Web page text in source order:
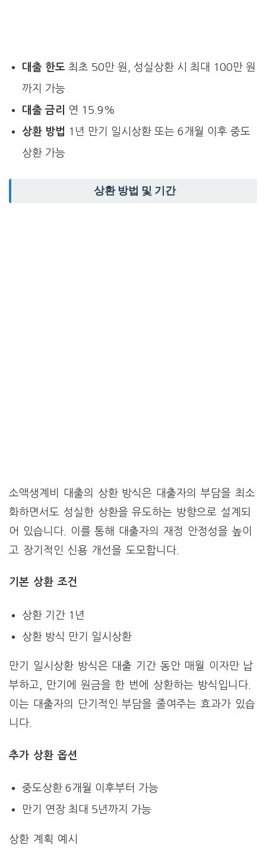
대출 한도최초 50만 원, 성실상환 시 최대 100만 원
까지 가능
대출 금리
연 15.9%
상환 방법 1년 만기 일시상환 또는 6개월 이후 중도
상환 가능
상환 방법 및 기간
소액생계비 대출의 상환 방식은 대출자의 부담을 최소
화하면서도 성실한 상환을 유도하는 방향으로 설계되
어 있습니다. 이를 통해 대출자의 재정 안정성을 높이
고 장기적인 신용 개선을 도모합니다.
기본 상환 조건
상환 기간 1년
상환 방식 만기 일시상환
만기 일시상환 방식은 대출 기간 동안 매월 이자만 납
부하고, 만기에 원금을 한 번에 상환하는 방식입니다.
이는 대출자의 단기적인 부담을 줄여주는 효과가 있습
니다.
추가 상환 옵션
중도상환 6개월 이후부터 가능
만기 연장 최대 5년까지 가능
상환 계획 예시